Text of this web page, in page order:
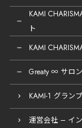
KAMI
ト
KAMI
Greaty ∞ サロン
KAMI-1 グラン
運営会社 – イ